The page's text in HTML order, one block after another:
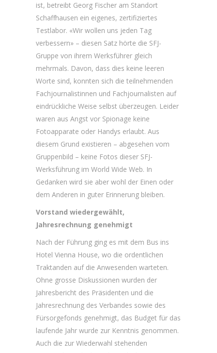
ist, betreibt Georg Fischer am Standort
Schaffhausen ein eigenes, zertifiziertes
Testlabor. «Wir wollen uns jeden Tag
verbessern» – diesen Satz hörte die SFJ-
Gruppe von ihrem Werksführer gleich
mehrmals. Davon, dass dies keine leeren
Worte sind, konnten sich die teilnehmenden
Fachjournalistinnen und Fachjournalisten auf
eindrückliche Weise selbst überzeugen. Leider
waren aus Angst vor Spionage keine
Fotoapparate oder Handys erlaubt. Aus
diesem Grund existieren – abgesehen vom
Gruppenbild – keine Fotos dieser SFJ-
Werksführung im World Wide Web. In
Gedanken wird sie aber wohl der Einen oder
dem Anderen in guter Erinnerung bleiben.
Vorstand wiedergewählt,
Jahresrechnung genehmigt
Nach der Führung ging es mit dem Bus ins
Hotel Vienna House, wo die ordentlichen
Traktanden auf die Anwesenden warteten.
Ohne grosse Diskussionen wurden der
Jahresbericht des Präsidenten und die
Jahresrechnung des Verbandes sowie des
Fürsorgefonds genehmigt, das Budget für das
laufende Jahr wurde zur Kenntnis genommen.
Auch die zur Wiederwahl stehenden